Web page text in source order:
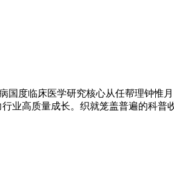
国度临床医学研究核心从任帮理钟惟
业高质量成长。织就笼盖普遍的科普